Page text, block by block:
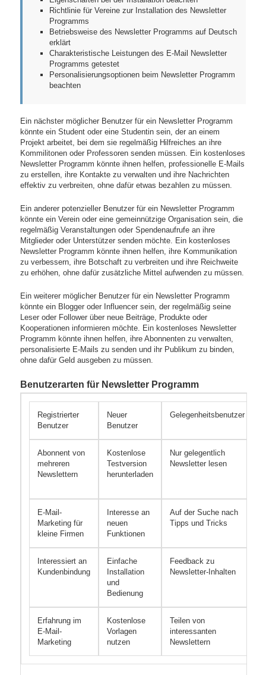
Richtlinie für Vereine zur Installation des Newsletter
Programms
Betriebsweise des Newsletter Programms auf Deutsch
erklärt
Charakteristische Leistungen des E-Mail Newsletter
Programms getestet
Personalisierungsoptionen beim Newsletter Programm
beachten
Ein nächster möglicher Benutzer für ein Newsletter Programm
könnte ein Student oder eine Studentin sein, der an einem
Projekt arbeitet, bei dem sie regelmäßig Hilfreiches an ihre
Kommilitonen oder Professoren senden müssen. Ein kostenloses
Newsletter Programm könnte ihnen helfen, professionelle E-Mails
zu erstellen, ihre Kontakte zu verwalten und ihre Nachrichten
effektiv zu verbreiten, ohne dafür etwas bezahlen zu müssen.
Ein anderer potenzieller Benutzer für ein Newsletter Programm
könnte ein Verein oder eine gemeinnützige Organisation sein, die
regelmäßig Veranstaltungen oder Spendenaufrufe an ihre
Mitglieder oder Unterstützer senden möchte. Ein kostenloses
Newsletter Programm könnte ihnen helfen, ihre Kommunikation
zu verbessern, ihre Botschaft zu verbreiten und ihre Reichweite
zu erhöhen, ohne dafür zusätzliche Mittel aufwenden zu müssen.
Ein weiterer möglicher Benutzer für ein Newsletter Programm
könnte ein Blogger oder Influencer sein, der regelmäßig seine
Leser oder Follower über neue Beiträge, Produkte oder
Kooperationen informieren möchte. Ein kostenloses Newsletter
Programm könnte ihnen helfen, ihre Abonnenten zu verwalten,
personalisierte E-Mails zu senden und ihr Publikum zu binden,
ohne dafür Geld ausgeben zu müssen.
Benutzerarten für Newsletter Programm
Registrierter
Benutzer
Neuer
Benutzer
Gelegenheitsbenutzer
Abonnent von
mehreren
Newslettern
Kostenlose
Testversion
herunterladen
Nur gelegentlich
Newsletter lesen
E-Mail-
Marketing für
kleine Firmen
Interesse an
neuen
Funktionen
Auf der Suche nach
Tipps und Tricks
Interessiert an
Kundenbindung
Einfache
Installation
und
Bedienung
Feedback zu
Newsletter-Inhalten
Erfahrung im
E-Mail-
Marketing
Kostenlose
Vorlagen
nutzen
Teilen von
interessanten
Newslettern